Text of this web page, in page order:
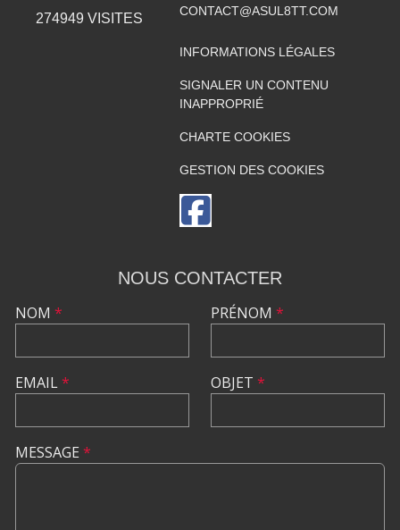
274949 VISITES
CONTACT@ASUL8TT.COM
INFORMATIONS LÉGALES
SIGNALER UN CONTENU
INAPPROPRIÉ
CHARTE COOKIES
GESTION DES COOKIES
NOUS CONTACTER
NOM *
EMAIL*
PRÉNOM *
OBJET *
MESSAGE *